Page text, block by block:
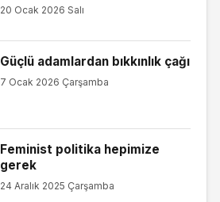
20 Ocak 2026 Salı
Güçlü adamlardan bıkkınlık çağı
7 Ocak 2026 Çarşamba
Feminist politika hepimize
gerek
24 Aralık 2025 Çarşamba